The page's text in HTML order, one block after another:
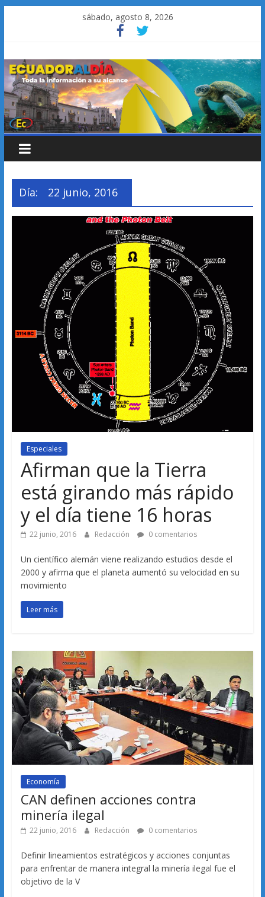
sábado, agosto 8, 2026
Día: 22 junio, 2016
Especiales
Afirman que la Tierra
está girando más rápido
y el día tiene 16 horas
22 junio, 2016 Redacción 0 comentarios
Un científico alemán viene realizando estudios desde el
2000 y afirma que el planeta aumentó su velocidad en su
movimiento
Leer más
Economía
CAN definen acciones contra
minería ilegal
22 junio, 2016 Redacción 0 comentarios
Definir lineamientos estratégicos y acciones conjuntas
para enfrentar de manera integral la minería ilegal fue el
objetivo de la V